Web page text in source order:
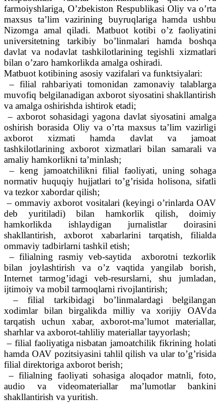
farmoiyshlariga, O’zbekiston Respublikasi Oliy va o’rta
maxsus ta’lim vazirining buyruqlariga hamda ushbu
Nizomga amal qiladi. Matbuot kotibi o’z faoliyatini
universitetning tarkibiy bo’linmalari hamda boshqa
davlat va nodavlat tashkilotlarining tegishli xizmatlari
bilan o’zaro hamkorlikda amalga oshiradi.
Matbuot kotibining asosiy vazifalari va funktsiyalari:
– filial rahbariyati tomonidan zamonaviy talablarga
muvofiq belgilanadigan axborot siyosatini shakllantirish
va amalga oshirishda ishtirok etadi;
– axborot sohasidagi yagona davlat siyosatini amalga
oshirish borasida Oliy va o’rta maxsus ta’lim vazirligi
axborot xizmati hamda davlat va jamoat
tashkilotlarining axborot xizmatlari bilan samarali va
amaliy hamkorlikni ta’minlash;
– keng jamoatchilikni filial faoliyati, uning sohaga
normativ huquqiy hujjatlari to’g’risida holisona, sifatli
va tezkor xabordar qilish;
– ommaviy axborot vositalari (keyingi o’rinlarda OAV
deb yuritiladi) bilan hamkorlik qilish, doimiy
hamkorlikda ishlaydigan jurnalistlar doirasini
shakllantirish, axborot xabarlarini tarqatish, filialda
ommaviy tadbirlarni tashkil etish;
– filialning rasmiy veb-saytida axborotni tezkorlik
bilan joylashtirish va o’z vaqtida yangilab borish,
Internet tarmog’idagi veb-resurslarni, shu jumladan,
ijtimoiy va mobil tarmoqlarni rivojlantirish;
– filial tarkibidagi bo’linmalardagi belgilangan
xodimlar bilan birgalikda milliy va xorijiy OAVda
tarqatish uchun xabar, axborot-ma’lumot materiallar,
sharhlar va axborot-tahliliy materiallar tayyorlash;
– filial faoliyatiga nisbatan jamoatchilik fikrining holati
hamda OAV pozitsiyasini tahlil qilish va ular to’g’risida
filial direktoriga axborot berish;
– filialning faoliyati sohasiga aloqador matnli, foto,
audio va videomateriallar ma’lumotlar bankini
shakllantirish va yuritish.